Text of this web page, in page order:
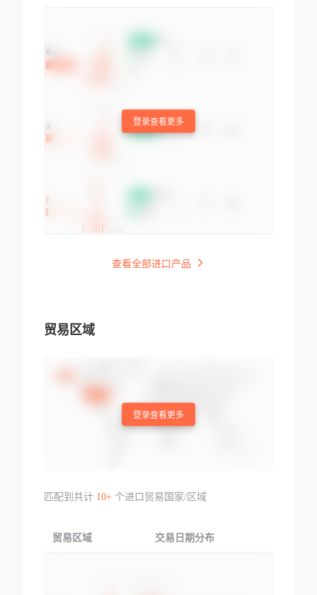
登录查看更多
查看全部进口产品
贸易区域
登录查看更多
匹配到共计 10+个进口贸易国家/区域
贸易区域 交易日期分布